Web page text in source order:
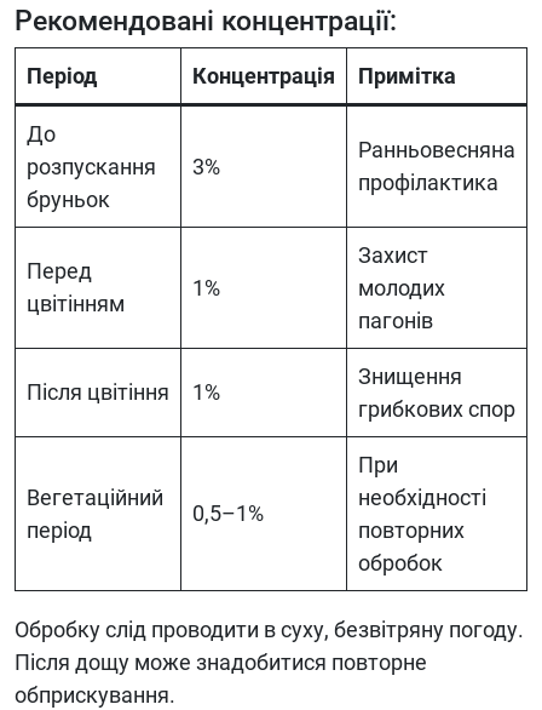
Рекомендовані концентрації:
Період Концентрація Примітка
До
розпускання
бруньок
3%
Ранньовесняна
профілактика
Перед
цвітінням
1%
Захист
молодих
пагонів
Після цвітіння 1%
Знищення
грибкових спор
Вегетаційний
період
0,5–1%
При
необхідності
повторних
обробок
Обробку слід проводити в суху, безвітряну погоду.
Після дощу може знадобитися повторне
обприскування.